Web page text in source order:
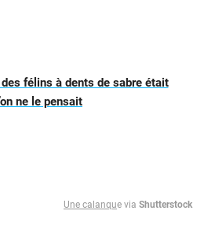
félins à dents de sabre était
ne le pensait
Une calanque via Shutterstock